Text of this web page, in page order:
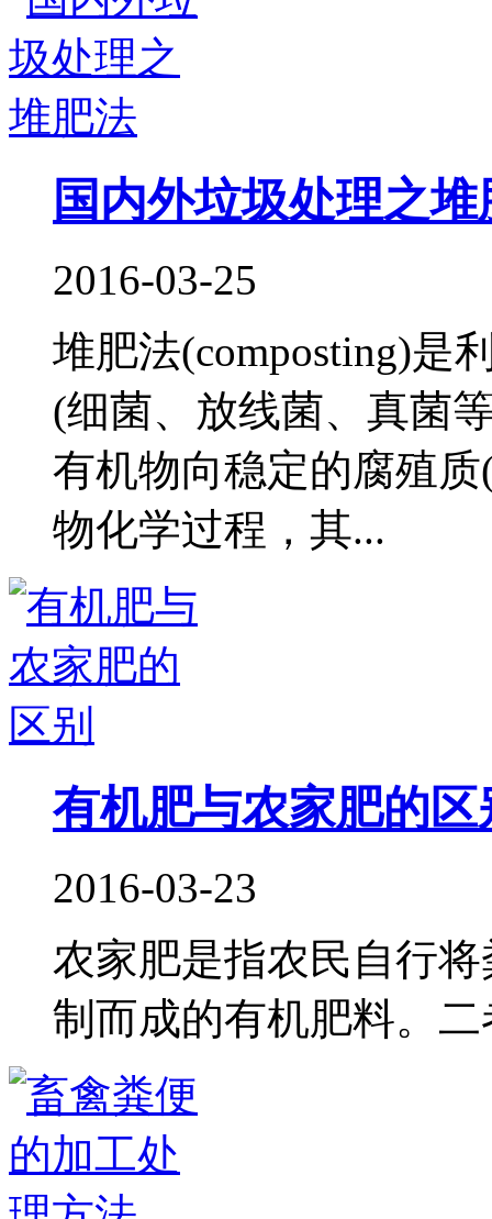
国内外垃圾处理之堆
2016-03-25
堆肥法(composting)是
(细菌、放线菌、真菌
有机物向稳定的腐殖质
物化学过程，其...
有机肥与农家肥的区
2016-03-23
农家肥是指农民自行
制而成的有机肥料。